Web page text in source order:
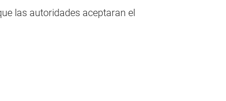
las autoridades aceptaran el